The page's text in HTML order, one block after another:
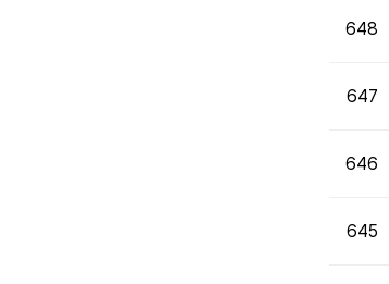
648
647
646
645